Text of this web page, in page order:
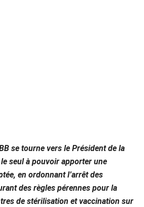
se tourne vers le Président de la
seul à pouvoir apporter une
en ordonnant l’arrêt des
des règles pérennes pour la
de stérilisation et vaccination sur